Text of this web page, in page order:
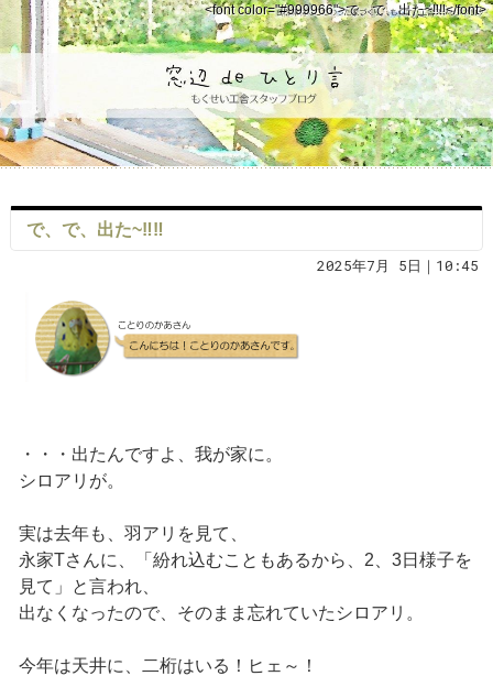
<font color="#999966">で、で、出た~‼‼</font>
で、で、出た~‼‼
2025年7月 5日｜10:45
・・・出たんですよ、我が家に。
シロアリが。
実は去年も、羽アリを見て、
永家Tさんに、「紛れ込むこともあるから、2、3日様子を
見て」と言われ、
出なくなったので、そのまま忘れていたシロアリ。
今年は天井に、二桁はいる！ヒェ～！